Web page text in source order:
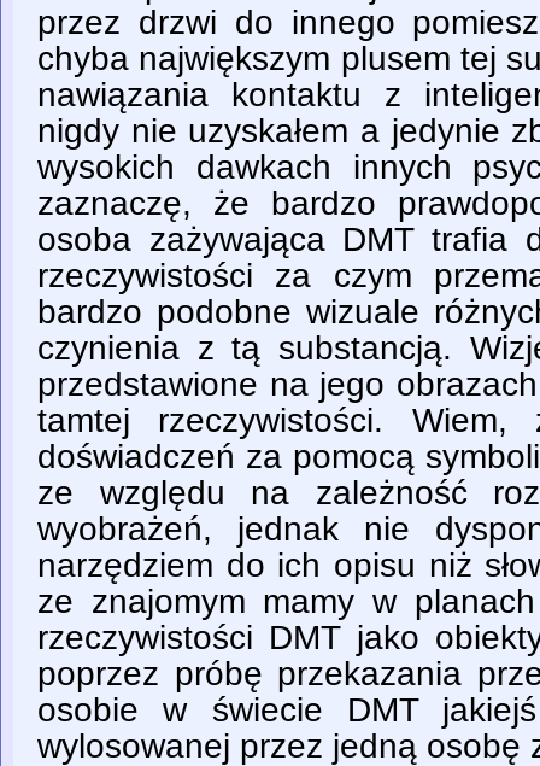
przez drzwi do innego
chyba największym plusem tej
nawiązania kontaktu z
nigdy nie uzyskałem a jedynie
wysokich dawkach innych
zaznaczę, że bardzo
osoba zażywająca DMT trafia
rzeczywistości za czym
bardzo podobne wizuale
czynienia z tą substancją.
przedstawione na jego
tamtej rzeczywistości.
doświadczeń za pomocą
ze względu na zależność
wyobrażeń, jednak nie
narzędziem do ich opisu niż
ze znajomym mamy w
rzeczywistości DMT jako
poprzez próbę przekazania
osobie w świecie DMT
wylosowanej przez jedną osobę